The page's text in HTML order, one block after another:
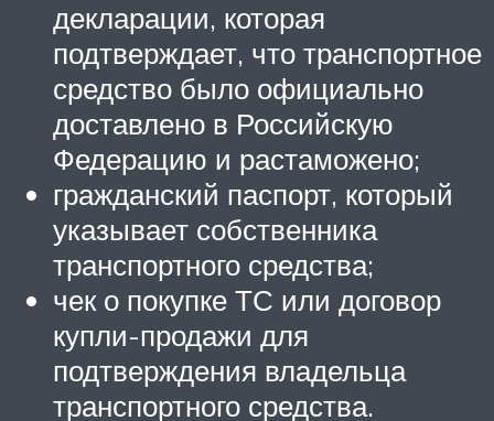
декларации, которая
подтверждает, что транспортное
средство было официально
доставлено в Российскую
Федерацию и растаможено;
гражданский паспорт, который
указывает собственника
транспортного средства;
чек о покупке ТС или договор
купли-продажи для
подтверждения владельца
транспортного средства.